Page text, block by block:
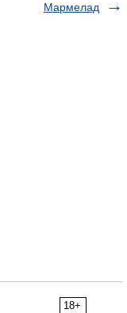
Мармелад
18+